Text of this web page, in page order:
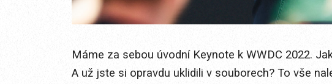
Máme za sebou úvodní Keynote k WWDC 2022.
A už jste si opravdu uklidili v souborech? To vše